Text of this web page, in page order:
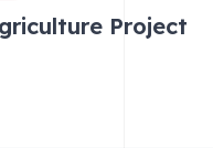
Project